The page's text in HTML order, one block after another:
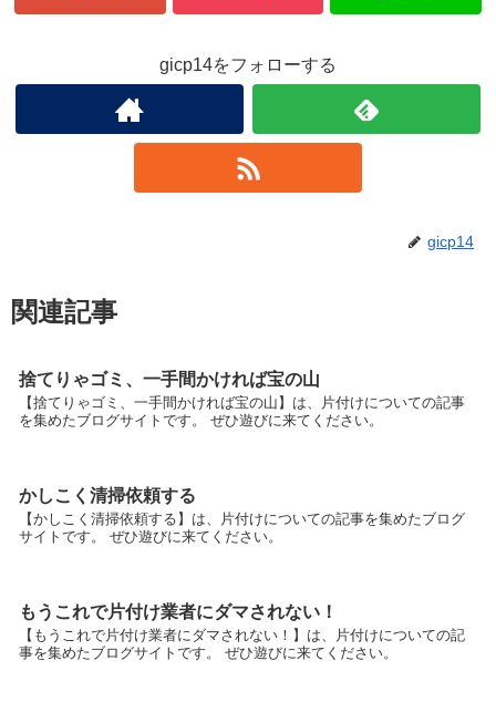
gicp14をフォローする
gicp14
関連記事
捨てりゃゴミ、一手間かければ宝の山
【捨てりゃゴミ、一手間かければ宝の山】は、片付けについての記事
を集めたブログサイトです。 ぜひ遊びに来てください。
かしこく清掃依頼する
【かしこく清掃依頼する】は、片付けについての記事を集めたブログ
サイトです。 ぜひ遊びに来てください。
もうこれで片付け業者にダマされない！
【もうこれで片付け業者にダマされない！】は、片付けについての記
事を集めたブログサイトです。 ぜひ遊びに来てください。